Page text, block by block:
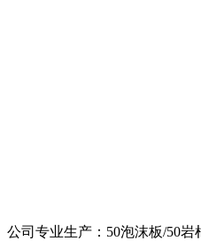
公司专业生产：50泡沫板/50岩